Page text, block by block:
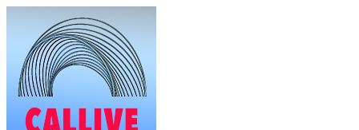
contenuto